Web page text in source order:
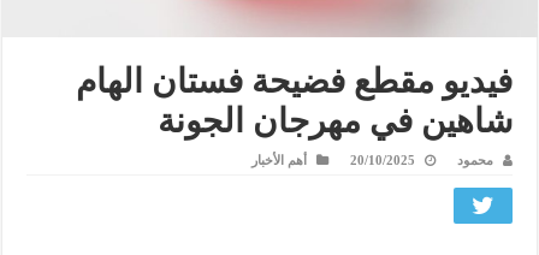
فيديو مقطع فضيحة فستان الهام
شاهين في مهرجان الجونة
محمود 20/10/2025 أهم الأخبار